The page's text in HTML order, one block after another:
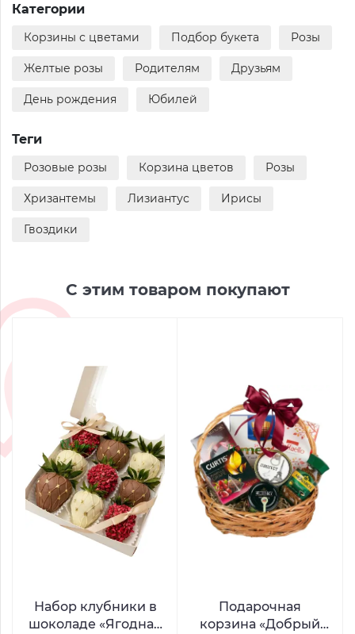
Категории
Корзины с цветами Подбор букета Розы
Желтые розы Родителям Друзьям
День рождения Юбилей
Теги
Розовые розы Корзина цветов Розы
Хризантемы Лизиантус Ирисы
Гвоздики
С этим товаром покупают
Набор клубники в
шоколаде «Ягодная
Подарочная
корзина «Добрый